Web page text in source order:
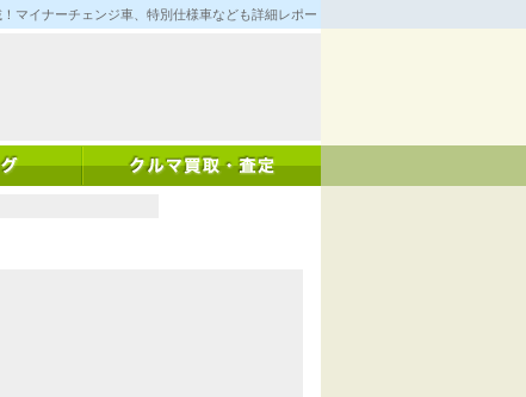
マイナーチェンジ車、特別仕様車なども詳細レポート！